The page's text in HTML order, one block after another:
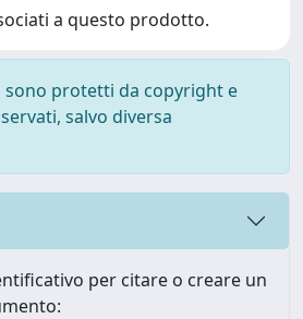
a questo prodotto.
sono protetti da copyright e
salvo diversa
per citare o creare un